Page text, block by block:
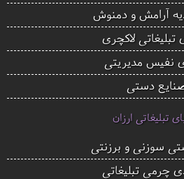
آرامش و دمنوش
تبلیغاتی لاکچری
نفیس مدیریتی
دستی
تبلیغاتی ارزان
سوزنی و برزنتی
چرمی تبلیغاتی